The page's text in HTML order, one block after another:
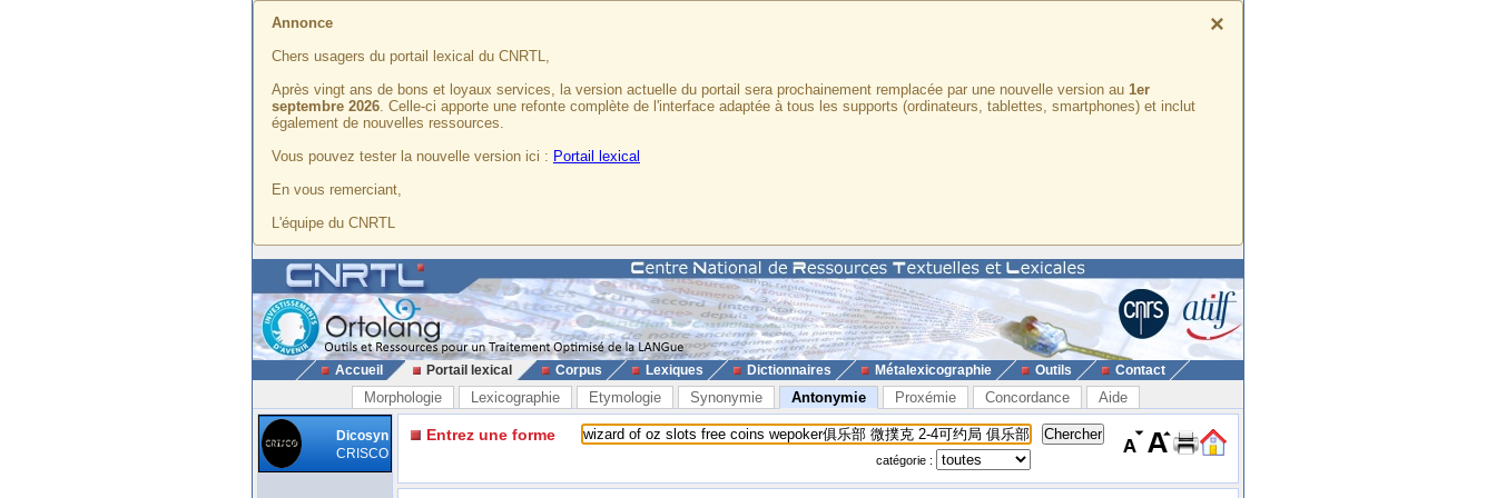
×
Annonce
Chers usagers du portail lexical du CNRTL,
Après vingt ans de bons et loyaux services, la version actuelle du portail sera prochainement remplacée par une nouvelle version au 1er
septembre 2026. Celle-ci apporte une refonte complète de l'interface adaptée à tous les supports (ordinateurs, tablettes, smartphones) et inclut
également de nouvelles ressources.
Vous pouvez tester la nouvelle version ici : Portail lexical
En vous remerciant,
L'équipe du CNRTL
Accueil Portail lexical Corpus Lexiques Dictionnaires Métalexicographie Outils Contact
Morphologie Lexicographie Etymologie Synonymie Antonymie Proxémie Concordance Aide
Dicosyn
CRISCO
Entrez une forme
catégorie :